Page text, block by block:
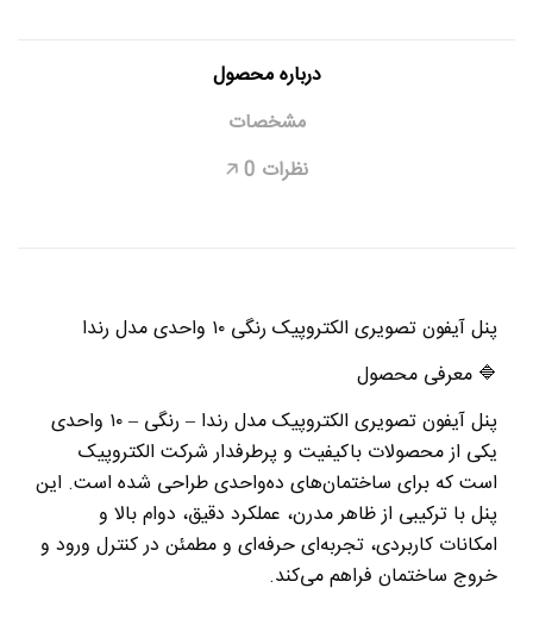
درباره محصول
مشخصات
نظرات 0
🡥
پنل آیفون تصویری الکتروپیک رنگی ۱۰ واحدی مدل رندا
🔷 معرفی محصول
پنل آیفون تصویری الکتروپیک مدل رندا – رنگی –۱۰ واحدی
یکی از محصولات باکیفیت و پرطرفدار شرکت الکتروپیک
است که برای ساختمان‌های ده‌واحدی طراحی شده است. این
پنل با ترکیبی از ظاهر مدرن، عملکرد دقیق، دوام بالا و
امکانات کاربردی، تجربه‌ای حرفه‌ای و مطمئن در کنترل ورود و
خروج ساختمان فراهم می‌کند.